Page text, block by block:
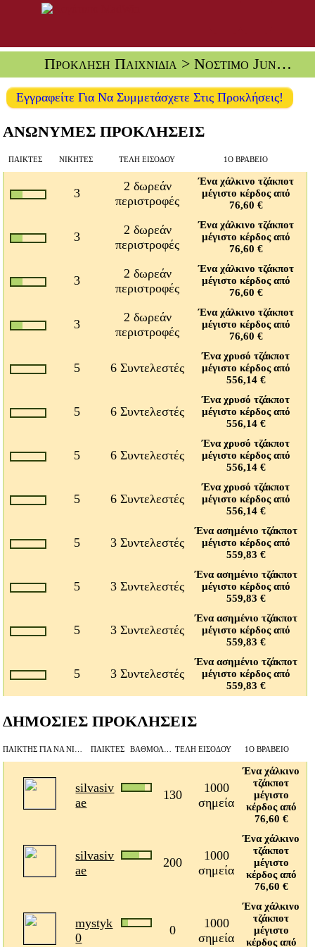
Πρόκληση Παιχνίδια> Νόστιμο Junkfood
Εγγραφείτε Για Να Συμμετάσχετε Στις Προκλήσεις!
ΑΝΩΝΥΜΕΣ ΠΡΟΚΛΗΣΕΙΣ
ΠΑΊΚΤΕΣ ΝΙΚΗΤΈΣ ΤΈΛΗ ΕΙΣΌΔΟΥ 1Ο ΒΡΑΒΕΊΟ
3
2 δωρεάν
περιστροφές
Ένα χάλκινο τζάκποτ
μέγιστο κέρδος από
76,60 €
3
2 δωρεάν
περιστροφές
Ένα χάλκινο τζάκποτ
μέγιστο κέρδος από
76,60 €
3
2 δωρεάν
περιστροφές
Ένα χάλκινο τζάκποτ
μέγιστο κέρδος από
76,60 €
3
2 δωρεάν
περιστροφές
Ένα χάλκινο τζάκποτ
μέγιστο κέρδος από
76,60 €
5 6 Συντελεστές
Ένα χρυσό τζάκποτ
μέγιστο κέρδος από
556,14 €
5 6 Συντελεστές
Ένα χρυσό τζάκποτ
μέγιστο κέρδος από
556,14 €
5 6 Συντελεστές
Ένα χρυσό τζάκποτ
μέγιστο κέρδος από
556,14 €
5 6 Συντελεστές
Ένα χρυσό τζάκποτ
μέγιστο κέρδος από
556,14 €
5 3 Συντελεστές
Ένα ασημένιο τζάκποτ
μέγιστο κέρδος από
559,83 €
5 3 Συντελεστές
Ένα ασημένιο τζάκποτ
μέγιστο κέρδος από
559,83 €
5 3 Συντελεστές
Ένα ασημένιο τζάκποτ
μέγιστο κέρδος από
559,83 €
5 3 Συντελεστές
Ένα ασημένιο τζάκποτ
μέγιστο κέρδος από
559,83 €
ΔΗΜΟΣΙΕΣ ΠΡΟΚΛΗΣΕΙΣ
ΠΑΊΚΤΕΣ ΤΈΛΗ ΕΙΣΌΔΟΥ 1Ο ΒΡΑΒΕΊΟ
silvasiv
ae
130
1000
σημεία
Ένα χάλκινο
τζάκποτ
μέγιστο
κέρδος από
76,60 €
silvasiv
ae
200
1000
σημεία
Ένα χάλκινο
τζάκποτ
μέγιστο
κέρδος από
76,60 €
mystyk
0
0
1000
σημεία
Ένα χάλκινο
τζάκποτ
μέγιστο
κέρδος από